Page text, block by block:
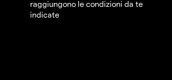
raggiungono le condizioni da te
indicate